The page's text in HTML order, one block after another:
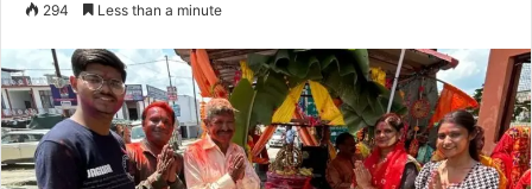
d
a
n
e
m
294 Less than a minute